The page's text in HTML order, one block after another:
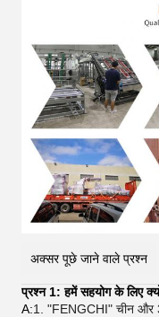
अक्सर पूछे जाने वाले प्रश्न
प्रश्न 1: हमें सहयोग के लिए
A:1. "FENGCHI" चीन और